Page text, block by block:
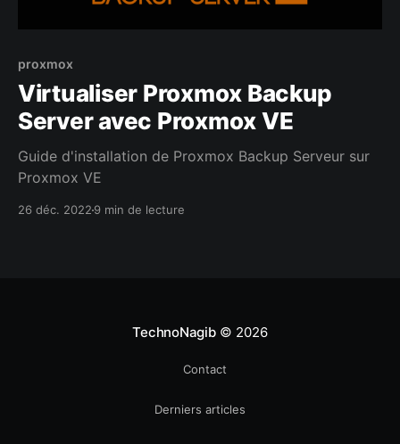
proxmox
Virtualiser Proxmox Backup
Server avec Proxmox VE
Guide d'installation de Proxmox Backup Serveur sur
Proxmox VE
26 déc. 2022 9 min de lecture
TechnoNagib© 2026
Contact
Derniers articles